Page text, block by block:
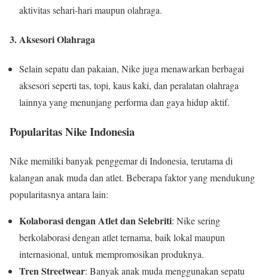
aktivitas sehari-hari maupun olahraga.
3. Aksesori Olahraga
Selain sepatu dan pakaian, Nike juga menawarkan berbagai
aksesori seperti tas, topi, kaus kaki, dan peralatan olahraga
lainnya yang menunjang performa dan gaya hidup aktif.
Popularitas Nike Indonesia
Nike memiliki banyak penggemar di Indonesia, terutama di
kalangan anak muda dan atlet. Beberapa faktor yang mendukung
popularitasnya antara lain:
Kolaborasi dengan Atlet dan Selebriti: Nike sering
berkolaborasi dengan atlet ternama, baik lokal maupun
internasional, untuk mempromosikan produknya.
Tren Streetwear: Banyak anak muda menggunakan sepatu